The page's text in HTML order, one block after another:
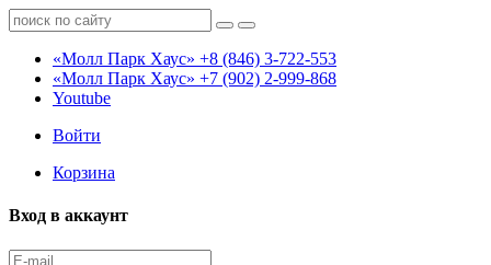
«Молл Парк Хаус» +8 (846) 3-722-553
«Молл Парк Хаус» +7 (902) 2-999-868
Youtube
Войти
Корзина
Вход в аккаунт